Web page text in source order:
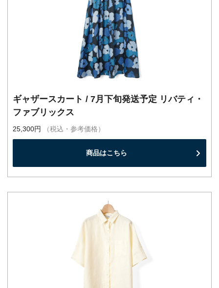
ギャザースカート / 7月下旬発送予定 リバティ・
ファブリックス
25,300円 （税込・参考価格）
商品はこちら